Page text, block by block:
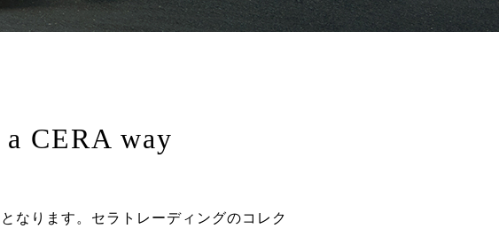
CERA way
なります。セラトレーディングのコレク